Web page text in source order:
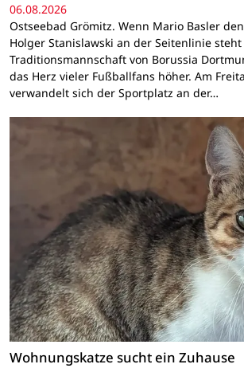
06.08.2026
Ostseebad Grömitz. Wenn Mario Basler
Holger Stanislawski an der Seitenlinie
Traditionsmannschaft von Borussia
das Herz vieler Fußballfans höher. Am
verwandelt sich der Sportplatz an der…
Wohnungskatze sucht ein Zuhause